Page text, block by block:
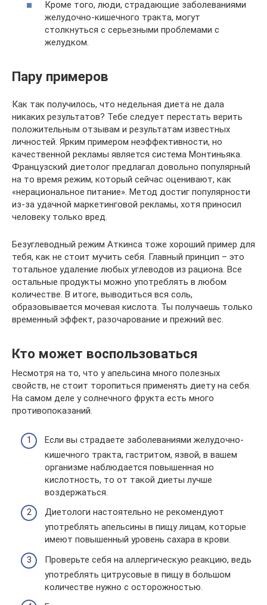
Кроме того, люди, страдающие заболеваниями
желудочно-кишечного тракта, могут
столкнуться с серьезными проблемами с
желудком.
Пару примеров
Как так получилось, что недельная диета не дала
никаких результатов? Тебе следует перестать верить
положительным отзывам и результатам известных
личностей. Ярким примером неэффективности, но
качественной рекламы является система Монтиньяка.
Французский диетолог предлагал довольно популярный
на то время режим, который сейчас оценивают, как
«нерациональное питание». Метод достиг популярности
из-за удачной маркетинговой рекламы, хотя приносил
человеку только вред.
Безуглеводный режим Аткинса тоже хороший пример для
тебя, как не стоит мучить себя. Главный принцип – это
тотальное удаление любых углеводов из рациона. Все
остальные продукты можно употреблять в любом
количестве. В итоге, выводиться вся соль,
образовывается мочевая кислота. Ты получаешь только
временный эффект, разочарование и прежний вес.
Кто может воспользоваться
Несмотря на то, что у апельсина много полезных
свойств, не стоит торопиться применять диету на себя.
На самом деле у солнечного фрукта есть много
противопоказаний.
Если вы страдаете заболеваниями желудочно-
кишечного тракта, гастритом, язвой, в вашем
организме наблюдается повышенная но
кислотность, то от такой диеты лучше
воздержаться.
Диетологи настоятельно не рекомендуют
употреблять апельсины в пищу лицам, которые
имеют повышенный уровень сахара в крови.
Проверьте себя на аллергическую реакцию, ведь
употреблять цитрусовые в пищу в большом
количестве нужно с осторожностью.